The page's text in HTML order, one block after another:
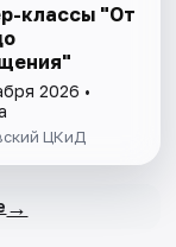
классы "От
2026 •
ЦКиД
→